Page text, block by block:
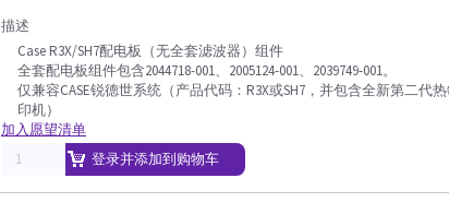
描述
Case R3X/SH7配电板（无全套滤波器）组件
全套配电板组件包含2044718-001、2005124-001、2039749-001。
仅兼容CASE锐德世系统（产品代码：R3X或SH7，并包含全新第二代
印机）
加入愿望清单
登录并添加到购物车